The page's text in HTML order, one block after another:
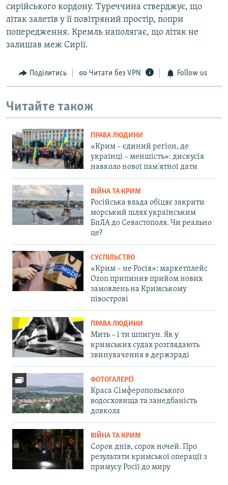
сирійського кордону. Туреччина стверджує, що
літак залетів у її повітряний простір, попри
попередження. Кремль наполягає, що літак не
залишав меж Сирії.
Поділитись Читати без VPN Follow us
Читайте також
ПРАВА ЛЮДИНИ
«Крим – єдиний регіон, де
українці – меншість»: дискусія
навколо нової пам'ятної дати
ВІЙНА ТА КРИМ
Російська влада обіцяє закрити
морський шлях українським
БпЛА до Севастополя. Чи реально
це?
СУСПІЛЬСТВО
«Крим – не Росія»: маркетплейс
Ozon припинив прийом нових
замовлень на Кримському
півострові
ПРАВА ЛЮДИНИ
Мить – і ти шпигун. Як у
кримських судах розглядають
звинувачення в держзраді
ФОТОГАЛЕРЕЇ
Краса Сімферопольського
водосховища та занедбаність
довкола
ВІЙНА ТА КРИМ
Сорок днів, сорок ночей. Про
результати кримської операції з
примусу Росії до миру